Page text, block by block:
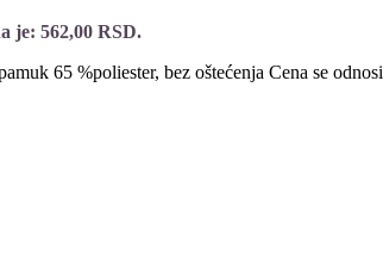
je: 562,00 RSD.
65 %poliester, bez oštećenja Cena se odnosi